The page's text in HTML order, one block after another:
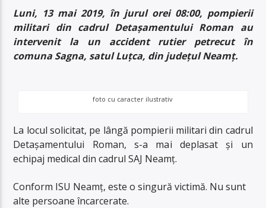
Luni, 13 mai 2019, în jurul orei 08:00, pompierii
militari din cadrul Detașamentului Roman au
intervenit la un accident rutier petrecut în
comuna Sagna, satul Luțca, din județul Neamț.
foto cu caracter ilustrativ
La locul solicitat, pe lângă pompierii militari din cadrul
Detașamentului Roman, s-a mai deplasat și un
echipaj medical din cadrul SAJ Neamț.
Conform ISU Neamț, este o singură victimă. Nu sunt
alte persoane încarcerate.